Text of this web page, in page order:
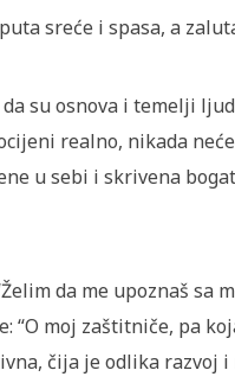
sreće i spasa, a
su osnova i temelji
realno, nikada
u sebi i skrivena
da me upoznaš sa
“O moj zaštitniče, pa
čija je odlika